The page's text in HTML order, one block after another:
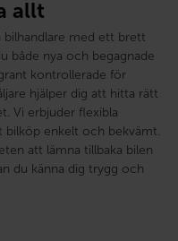
allt
med ett brett
både nya och begagnade
kontrollerade för
hjälper dig att hitta rätt
Vi erbjuder flexibla
bilköp enkelt och bekvämt.
att lämna tillbaka bilen
du känna dig trygg och